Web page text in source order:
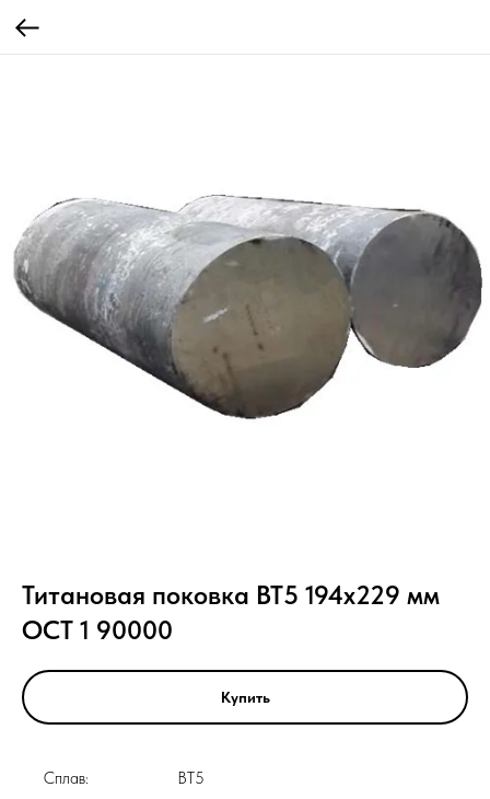
Титановая поковка ВТ5 194x229 мм
ОСТ 1 90000
Купить
Сплав: ВТ5